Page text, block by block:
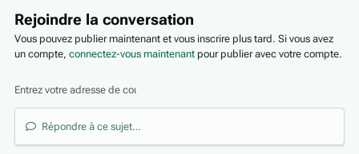
Rejoindre la conversation
Vous pouvez publier maintenant et vous inscrire plus tard. Si vous avez
un compte,connectez-vous maintenant pour publier avec votre compte.
Répondre à ce sujet…